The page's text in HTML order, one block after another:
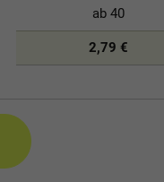
ab 40
2,79 €